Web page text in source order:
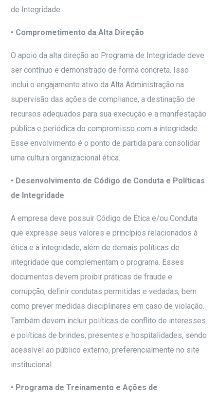
de Integridade:
• Comprometimento da Alta Direção
O apoio da alta direção ao Programa de Integridade deve
ser contínuo e demonstrado de forma concreta. Isso
inclui o engajamento ativo da Alta Administração na
supervisão das ações de compliance, a destinação de
recursos adequados para sua execução e a manifestação
pública e periódica do compromisso com a integridade.
Esse envolvimento é o ponto de partida para consolidar
uma cultura organizacional ética.
• Desenvolvimento de Código de Conduta e Políticas
de Integridade
A empresa deve possuir Código de Ética e/ou Conduta
que expresse seus valores e princípios relacionados à
ética e à integridade, além de demais políticas de
integridade que complementam o programa. Esses
documentos devem proibir práticas de fraude e
corrupção, definir condutas permitidas e vedadas, bem
como prever medidas disciplinares em caso de violação.
Também devem incluir políticas de conflito de interesses
e políticas de brindes, presentes e hospitalidades, sendo
acessível ao público externo, preferencialmente no site
institucional.
• Programa de Treinamento e Ações de